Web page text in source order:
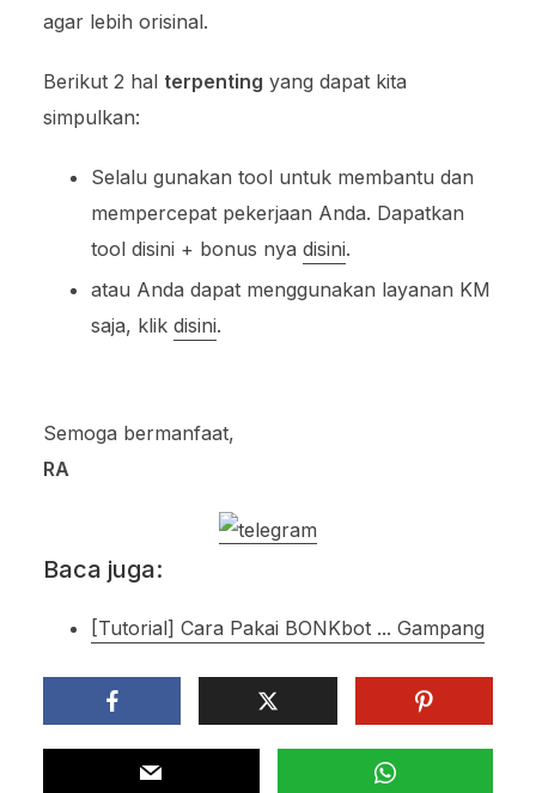
agar lebih orisinal.
Berikut 2 hal terpenting yang dapat kita
simpulkan:
Selalu gunakan tool untuk membantu dan
mempercepat pekerjaan Anda. Dapatkan
tool disini + bonus nya disini.
atau Anda dapat menggunakan layanan KM
saja, klik disini.
Semoga bermanfaat,
RA
Baca juga:
[Tutorial] Cara Pakai BONKbot ... Gampang